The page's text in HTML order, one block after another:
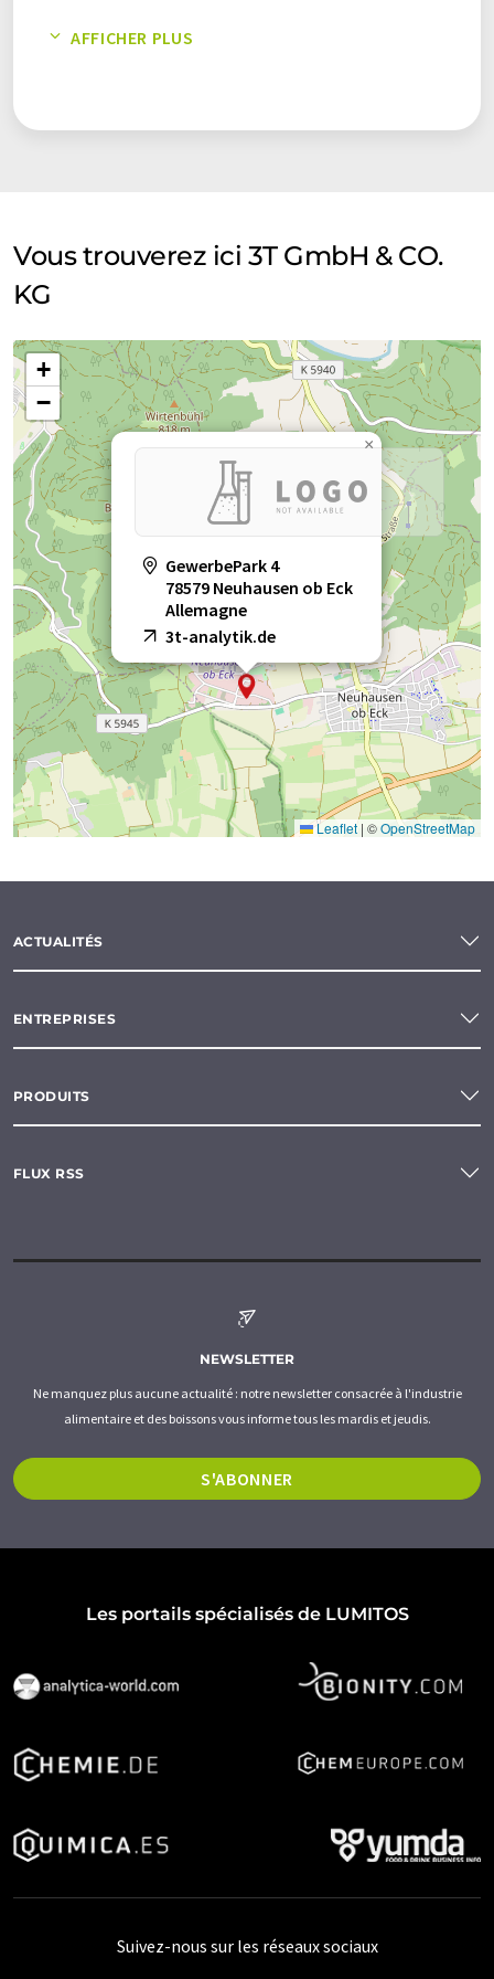
contienne des erreurs de vocabulaire, de syntaxe ou de
AFFICHER PLUS
Vous trouverez ici 3T GmbH & CO.
KG
GewerbePark 4
78579 Neuhausen ob Eck
Allemagne
3t-analytik.de
×
+
−
Leaflet | ©OpenStreetMap
ACTUALITÉS
ENTREPRISES
PRODUITS
FLUX RSS
NEWSLETTER
Ne manquez plus aucune actualité : notre newsletter consacrée à l'industrie
alimentaire et des boissons vous informe tous les mardis et jeudis.
S'ABONNER
Les portails spécialisés de LUMITOS
Suivez-nous sur les réseaux sociaux